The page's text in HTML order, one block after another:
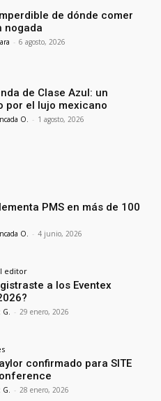
de dónde comer
nogada
- 6 agosto, 2026
de Clase Azul: un
por el lujo mexicano
O. - 1 agosto, 2026
PMS en más de 100
O. - 4 junio, 2026
editor
a los Eventex
G. - 29 enero, 2026
confirmado para SITE
- 28 enero, 2026